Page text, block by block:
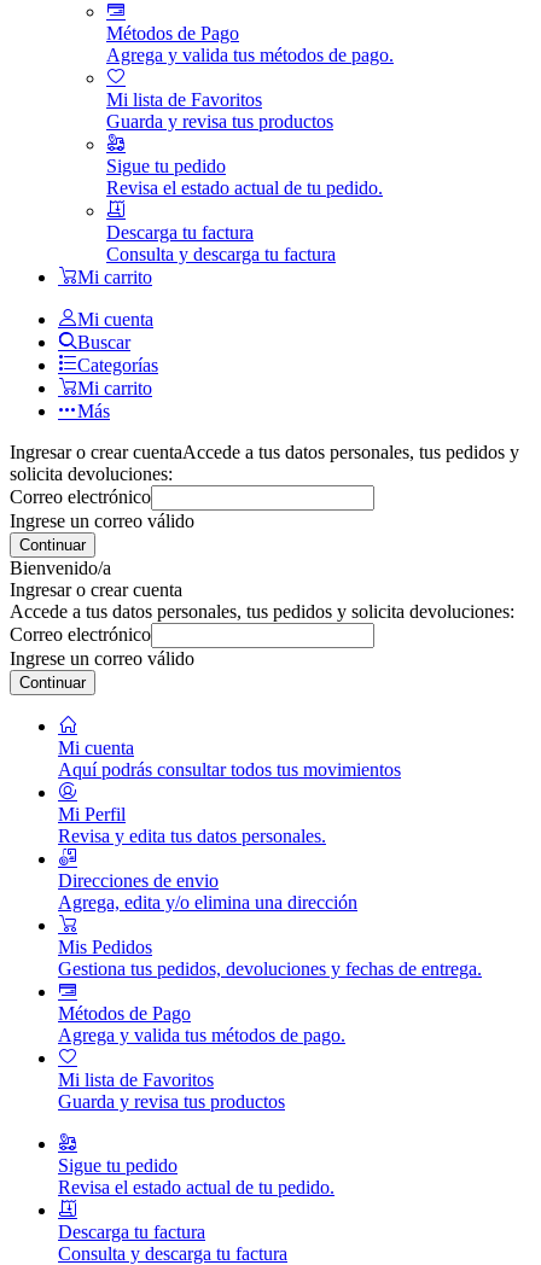
Métodos de Pago
Agrega y valida tus métodos de pago.
Mi lista de Favoritos
Guarda y revisa tus productos
Sigue tu pedido
Revisa el estado actual de tu pedido.
Descarga tu factura
Consulta y descarga tu factura
Mi carrito
Mi cuenta
Buscar
Categorías
Mi carrito
Más
Ingresar o crear cuentaAccede a tus datos personales, tus pedidos y
solicita devoluciones:
Correo electrónico
Ingrese un correo válido
Continuar
Bienvenido/a
Ingresar o crear cuenta
Accede a tus datos personales, tus pedidos y solicita devoluciones:
Correo electrónico
Ingrese un correo válido
Continuar
Mi cuenta
Aquí podrás consultar todos tus movimientos
Mi Perfil
Revisa y edita tus datos personales.
Direcciones de envio
Agrega, edita y/o elimina una dirección
Mis Pedidos
Gestiona tus pedidos, devoluciones y fechas de entrega.
Métodos de Pago
Agrega y valida tus métodos de pago.
Mi lista de Favoritos
Guarda y revisa tus productos
Sigue tu pedido
Revisa el estado actual de tu pedido.
Descarga tu factura
Consulta y descarga tu factura